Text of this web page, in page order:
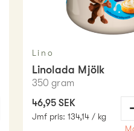
Lino
Linolada Mjölk
350 gram
46,95 SEK
Jmf pris: 134,14 / kg
−